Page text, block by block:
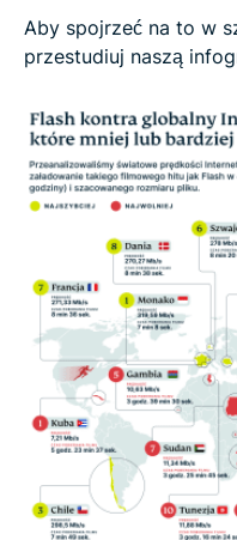
Aby spojrzeć na to w
przestudiuj naszą